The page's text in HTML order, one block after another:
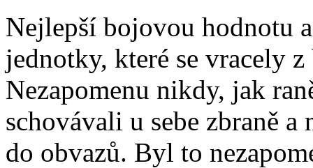
Nejlepší bojovou hodnotu
jednotky, které se vracely
Nezapomenu nikdy, jak
schovávali u sebe zbraně
do obvazů. Byl to